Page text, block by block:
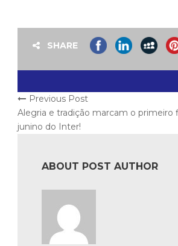
SHARE
Previous Post
Alegria e tradição marcam o primeiro
junino do Inter!
ABOUT POST AUTHOR